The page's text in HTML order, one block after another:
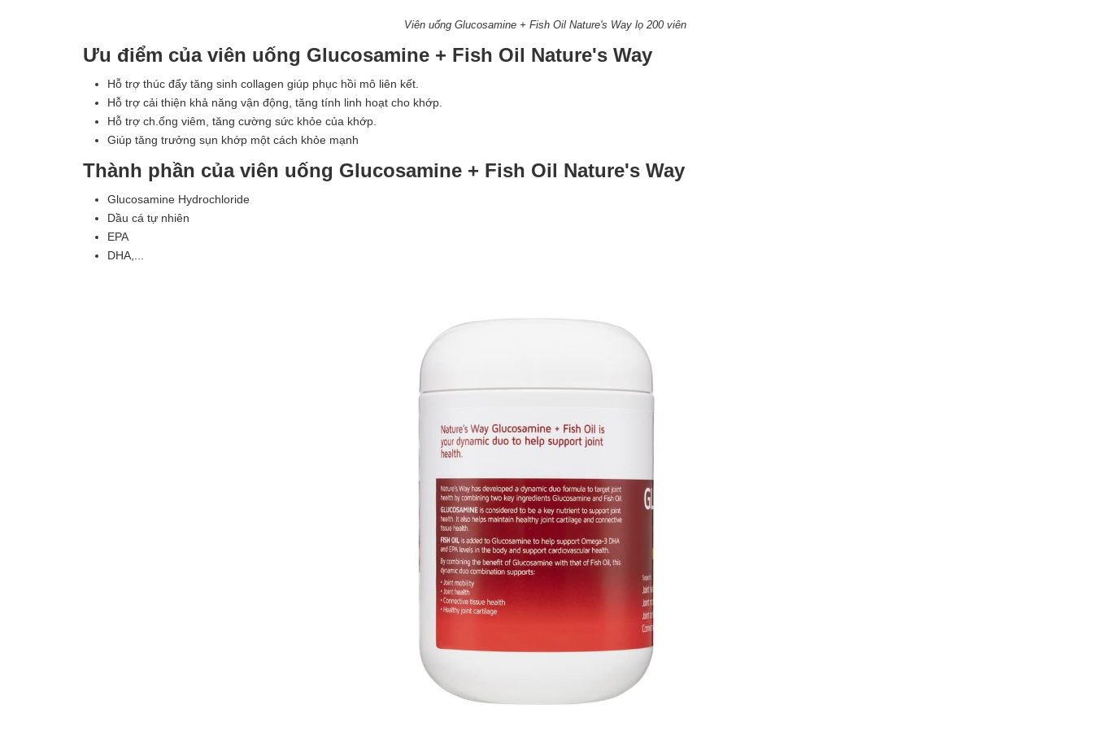
Viên uống Glucosamine + Fish Oil Nature's Way lọ 200 viên
Ưu điểm của viên uống Glucosamine + Fish Oil Nature's Way
Hỗ trợ thúc đẩy tăng sinh collagen giúp phục hồi mô liên kết.
Hỗ trợ cải thiện khả năng vận động, tăng tính linh hoạt cho khớp.
Hỗ trợ ch.ống viêm, tăng cường sức khỏe của khớp.
Giúp tăng trưởng sụn khớp một cách khỏe mạnh
Thành phần của viên uống Glucosamine + Fish Oil Nature's Way
Glucosamine Hydrochloride
Dầu cá tự nhiên
EPA
DHA,...